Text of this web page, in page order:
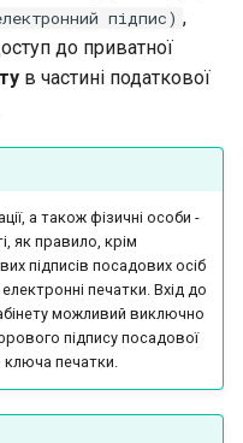
підпис) ,
до приватної
в частинi податкової
а також фiзичнi особи -
як правило, крiм
підписів посадових осiб
печатки. Вхiд до
можливий виключно
підпису посадової
печатки.